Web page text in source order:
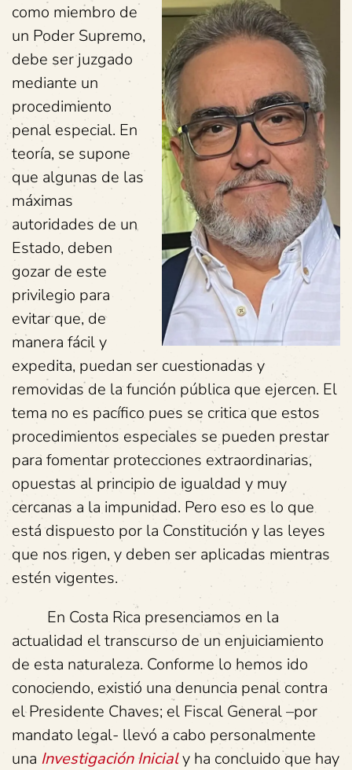
como miembro de
un Poder Supremo,
debe ser juzgado
mediante un
procedimiento
penal especial. En
teoría, se supone
que algunas de las
máximas
autoridades de un
Estado, deben
gozar de este
privilegio para
evitar que, de
manera fácil y
expedita, puedan ser cuestionadas y
removidas de la función pública que ejercen. El
tema no es pacífico pues se critica que estos
procedimientos especiales se pueden prestar
para fomentar protecciones extraordinarias,
opuestas al principio de igualdad y muy
cercanas a la impunidad. Pero eso es lo que
está dispuesto por la Constitución y las leyes
que nos rigen, y deben ser aplicadas mientras
estén vigentes.
En Costa Rica presenciamos en la
actualidad el transcurso de un enjuiciamiento
de esta naturaleza. Conforme lo hemos ido
conociendo, existió una denuncia penal contra
el Presidente Chaves; el Fiscal General –por
mandato legal- llevó a cabo personalmente
una Investigación Inicialy ha concluido que hay